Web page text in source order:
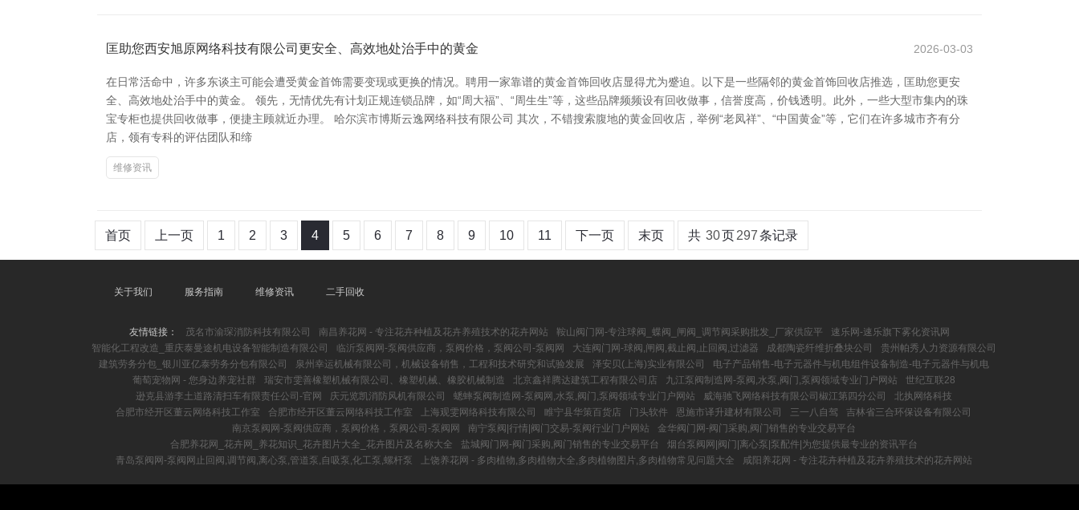
匡助您西安旭原网络科技有限公司更安全、高效地处治手中的黄金 2026-03-03
在日常活命中，许多东谈主可能会遭受黄金首饰需要变现或更换的情况。聘用一家靠谱的黄金首饰回收店显得尤为蹙迫。以下是一些隔邻的黄金首饰回收店推选，匡助您更安
全、高效地处治手中的黄金。 领先，无情优先有计划正规连锁品牌，如“周大福”、“周生生”等，这些品牌频频设有回收做事，信誉度高，价钱透明。此外，一些大型市集内的珠
宝专柜也提供回收做事，便捷主顾就近办理。 哈尔滨市博斯云逸网络科技有限公司 其次，不错搜索腹地的黄金回收店，举例“老凤祥”、“中国黄金”等，它们在许多城市齐有分
店，领有专科的评估团队和缔
维修资讯
首页 上一页 1 2 3 4 5 6 7 8 9 10 11 下一页 末页 共 30页297条记录
关于我们 服务指南 维修资讯 二手回收
友情链接： 茂名市渝琛消防科技有限公司 南昌养花网 - 专注花卉种植及花卉养殖技术的花卉网站 鞍山阀门网-专注球阀_蝶阀_闸阀_调节阀采购批发_厂家供应平
速乐网-速乐旗下雾化资讯网
智能化工程改造_重庆泰曼途机电设备智能制造有限公司
临沂泵阀网-泵阀供应商，泵阀价格，泵阀公司-泵阀网 大连阀门网-球阀,闸阀,截止阀,止回阀,过滤器 成都陶瓷纤维折叠块公司
贵州帕秀人力资源有限公司
建筑劳务分包_银川亚亿泰劳务分包有限公司
泉州幸运机械有限公司，机械设备销售，工程和技术研究和试验发展 泽安贝(上海)实业有限公司
电子产品销售-电子元器件与机电组件设备制造-电子元器件与机电
葡萄宠物网 - 您身边养宠社群
瑞安市雯善橡塑机械有限公司、橡塑机械、橡胶机械制造 北京鑫祥腾达建筑工程有限公司店 九江泵阀制造网-泵阀,水泵,阀门,泵阀领域专业门户网站
世纪互联28
逊克县游李土道路清扫车有限责任公司-官网
庆元览凯消防风机有限公司 蟋蟀泵阀制造网-泵阀网,水泵,阀门,泵阀领域专业门户网站 威海驰飞网络科技有限公司椒江第四分公司
北执网络科技
合肥市经开区董云网络科技工作室
合肥市经开区董云网络科技工作室 上海观雯网络科技有限公司 睢宁县华策百货店 门头软件 恩施市译升建材有限公司 三一八自驾
吉林省三合环保设备有限公司
南京泵阀网-泵阀供应商，泵阀价格，泵阀公司-泵阀网
南宁泵阀|行情|阀门交易-泵阀行业门户网站
金华阀门网-阀门采购,阀门销售的专业交易平台
合肥养花网_花卉网_养花知识_花卉图片大全_花卉图片及名称大全
盐城阀门网-阀门采购,阀门销售的专业交易平台
烟台泵阀网|阀门|离心泵|泵配件|为您提供最专业的资讯平台
青岛泵阀网-泵阀网止回阀,调节阀,离心泵,管道泵,自吸泵,化工泵,螺杆泵
上饶养花网 - 多肉植物,多肉植物大全,多肉植物图片,多肉植物常见问题大全 咸阳养花网 - 专注花卉种植及花卉养殖技术的花卉网站